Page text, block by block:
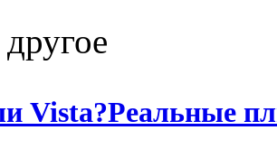
Vista?Реальные